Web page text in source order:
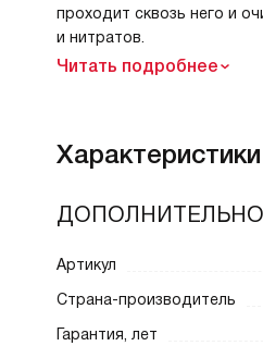
проходит сквозь него и
и нитратов.
Читать подробнее
Характеристики
ДОПОЛНИТЕЛЬНО
Артикул
Страна-производитель
Гарантия, лет